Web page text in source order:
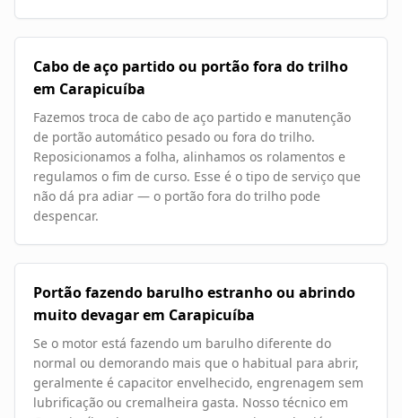
Cabo de aço partido ou portão fora do trilho
em Carapicuíba
Fazemos troca de cabo de aço partido e manutenção
de portão automático pesado ou fora do trilho.
Reposicionamos a folha, alinhamos os rolamentos e
regulamos o fim de curso. Esse é o tipo de serviço que
não dá pra adiar — o portão fora do trilho pode
despencar.
Portão fazendo barulho estranho ou abrindo
muito devagar em Carapicuíba
Se o motor está fazendo um barulho diferente do
normal ou demorando mais que o habitual para abrir,
geralmente é capacitor envelhecido, engrenagem sem
lubrificação ou cremalheira gasta. Nosso técnico em